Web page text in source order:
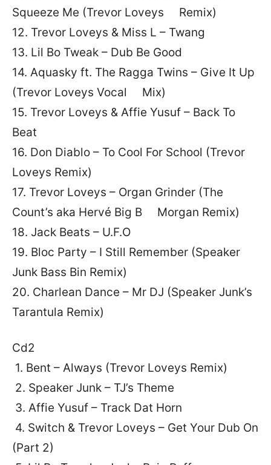
Squeeze Me (Trevor Loveys Remix)
12. Trevor Loveys & Miss L – Twang
13. Lil Bo Tweak – Dub Be Good
14. Aquasky ft. The Ragga Twins – Give It Up
(Trevor Loveys Vocal Mix)
15. Trevor Loveys & Affie Yusuf – Back To
Beat
16. Don Diablo – To Cool For School (Trevor
Loveys Remix)
17. Trevor Loveys – Organ Grinder (The
Count’s aka Hervé Big B Morgan Remix)
18. Jack Beats – U.F.O
19. Bloc Party – I Still Remember (Speaker
Junk Bass Bin Remix)
20. Charlean Dance – Mr DJ (Speaker Junk’s
Tarantula Remix)
Cd2
1. Bent – Always (Trevor Loveys Remix)
2. Speaker Junk – TJ’s Theme
3. Affie Yusuf – Track Dat Horn
4. Switch & Trevor Loveys – Get Your Dub On
(Part 2)